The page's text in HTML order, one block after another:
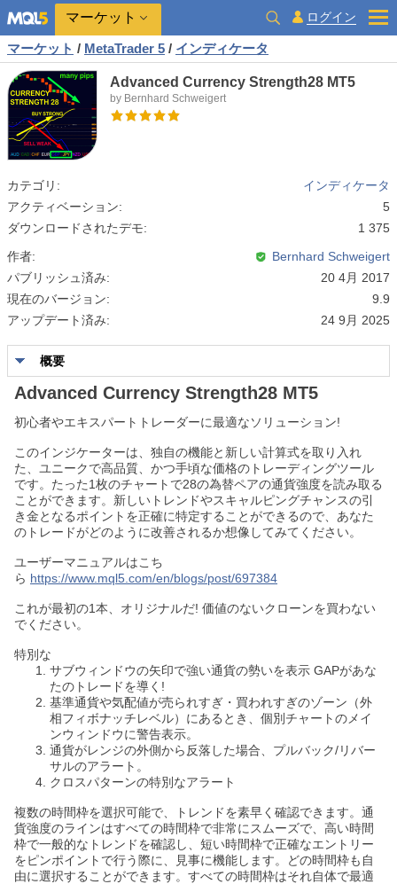
マーケット ログイン
マーケット / MetaTrader 5 / インディケータ
Advanced Currency Strength28 MT5
by Bernhard Schweigert
カテゴリ:
インディケータ
アクティベーション:
5
ダウンロードされたデモ:
1 375
作者:
Bernhard Schweigert
パブリッシュ済み:
20 4月 2017
現在のバージョン:
9.9
アップデート済み:
24 9月 2025
概要
Advanced Currency Strength28 MT5
初心者やエキスパートトレーダーに最適なソリューション!
このインジケーターは、独自の機能と新しい計算式を取り入れ
た、ユニークで高品質、かつ手頃な価格のトレーディングツール
です。たった1枚のチャートで28の為替ペアの通貨強度を読み取る
ことができます。新しいトレンドやスキャルピングチャンスの引
き金となるポイントを正確に特定することができるので、あなた
のトレードがどのように改善されるか想像してみてください。
ユーザーマニュアルはこち
ら https://www.mql5.com/en/blogs/post/697384
これが最初の1本、オリジナルだ! 価値のないクローンを買わない
でください。
特別な
サブウィンドウの矢印で強い通貨の勢いを表示 GAPがあな
たのトレードを導く!
基準通貨や気配値が売られすぎ・買われすぎのゾーン（外
相フィボナッチレベル）にあるとき、個別チャートのメイ
ンウィンドウに警告表示。
通貨がレンジの外側から反落した場合、プルバック/リバー
サルのアラート。
クロスパターンの特別なアラート
複数の時間枠を選択可能で、トレンドを素早く確認できます。通
貨強度のラインはすべての時間枠で非常にスムーズで、高い時間
枠で一般的なトレンドを確認し、短い時間枠で正確なエントリー
をピンポイントで行う際に、見事に機能します。どの時間枠も自
由に選択することができます。すべての時間枠はそれ自体で最適